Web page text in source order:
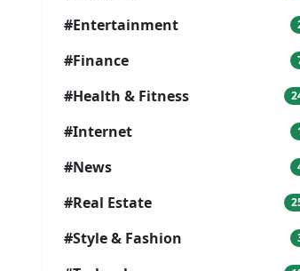
#Entertainment
#Finance
#Health & Fitness
#Internet
#News
#Real Estate
#Style & Fashion